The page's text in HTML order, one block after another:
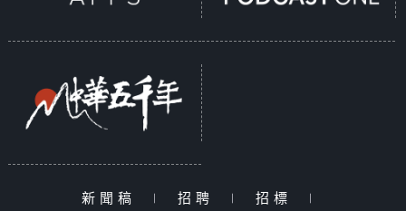
新聞稿 | 招聘 | 招標
|